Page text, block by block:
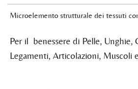
Microelemento strutturale dei tessuti
Per il benessere di Pelle, Unghie,
Legamenti, Articolazioni, Muscoli